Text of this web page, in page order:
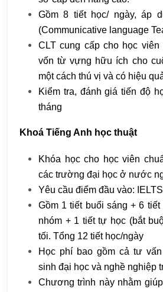
Gồm 8 tiết học/ ngày, áp
(Communicative language
CLT cung cấp cho học viên
vốn từ vựng hữu ích cho
một cách thú vị và có hiệu
Kiểm tra, đánh giá tiến độ
tháng
Khoá Tiếng Anh học thuật
Khóa học cho học viên
các trường đại học ở nước
Yêu cầu điểm đầu vào:
Gồm 1 tiết buổi sáng + 6
nhóm + 1 tiết tự học (bắt
tối. Tổng 12 tiết học/ngày
Học phí bao gồm cả tư
sinh đại học và nghề nghiệp
Chương trình này nhằm